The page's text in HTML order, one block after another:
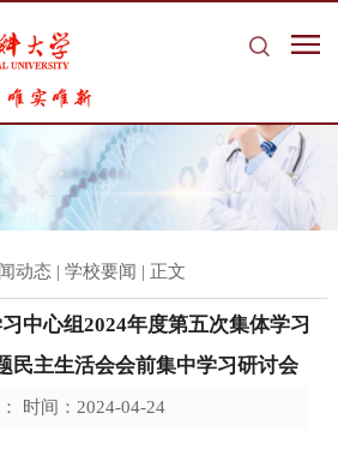
动态 | 学校要闻 | 正文
中心组2024年度第五次集体学习
民主生活会会前集中学习研讨会
时间：2024-04-24